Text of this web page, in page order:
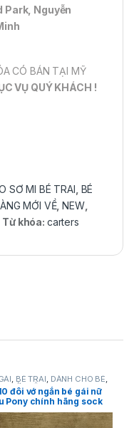
Park, Nguyễn
CÓ BÁN TẠI MỸ
VỤ QUÝ KHÁCH !
SƠ MI BÉ TRAI BÉ
MỚI VỀ,NEW,
Từ khóa: carters
BÉ TRAI DÀNH CHO BÉ
, VỚ TRẺ EM
đôi vớ ngắn bé gái nữ
Pony chính hãng sock
6-8.5